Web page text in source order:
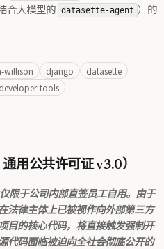
合大模型的 datasette-agent ）的
willison django
datasette
developer-tools
用公共许可证 v3.0）
限于公司内部直签员工自用。由于
法律主体上已被视作向外部第三方
目的核心代码，将直接触发强制开
代码面临被迫向全社会彻底公开的